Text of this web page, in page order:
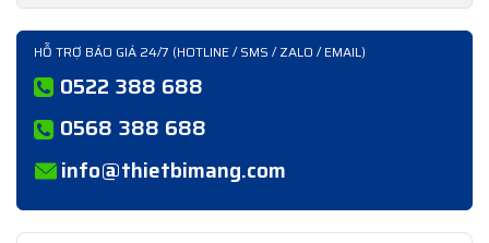
HỖ TRỢ BÁO GIÁ 24/7 (HOTLINE / SMS / ZALO / EMAIL)
0522 388 688
0568 388 688
info@thietbimang.com